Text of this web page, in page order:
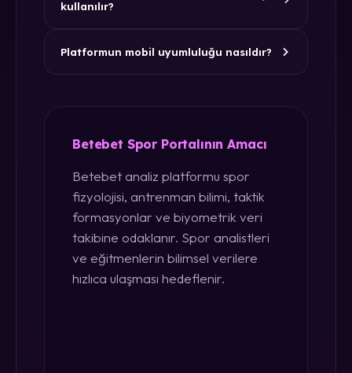
kullanılır?
Platformun mobil uyumluluğu nasıldır?
Betebet Spor Portalının Amacı
Betebet analiz platformu spor
fizyolojisi, antrenman bilimi, taktik
formasyonlar ve biyometrik veri
takibine odaklanır. Spor analistleri
ve eğitmenlerin bilimsel verilere
hızlıca ulaşması hedeflenir.